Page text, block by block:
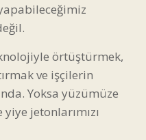
örtüştürmek,
ve işçilerin
Yoksa yüzümüze
jetonlarımızı